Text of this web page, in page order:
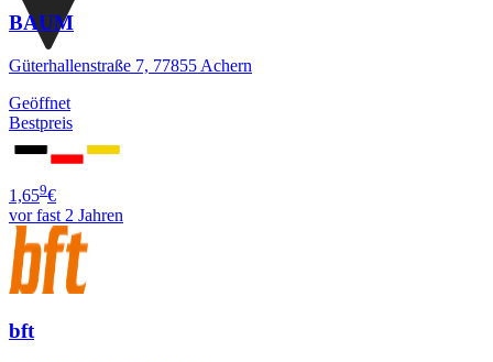
BAUM
Güterhallenstraße 7, 77855 Achern
Geöffnet
Bestpreis
1,659€
vor fast 2 Jahren
bft